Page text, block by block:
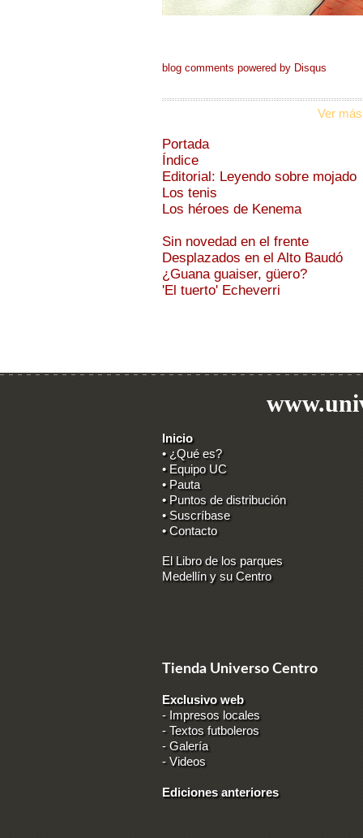
blog comments powered by Disqus
Ver
Portada
Índice
Editorial: Leyendo sobre mojado
Los tenis
Los héroes de Kenema
Sin novedad en el frente
Desplazados en el Alto Baudó
¿Guana guaiser, güero?
'El tuerto' Echeverri
Inicio
• ¿Qué es?
• Equipo UC
• Pauta
• Puntos de distribución
• Suscríbase
• Contacto
El Libro de los parques
Medellín y su Centro
Tienda Universo Centro
Exclusivo web
- Impresos locales
- Textos futboleros
-Galería
-Videos
Ediciones anteriores